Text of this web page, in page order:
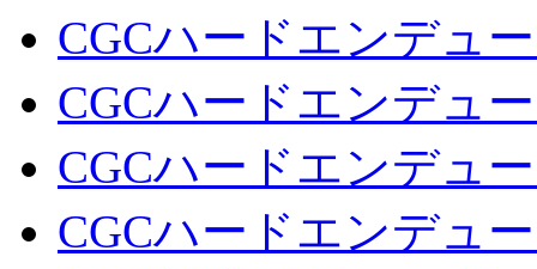
CGCハードエンデュ
CGCハードエンデュ
CGCハードエンデュ
CGCハードエンデュ